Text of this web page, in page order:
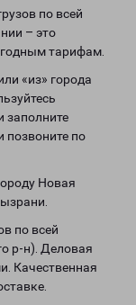
по всей
– это
тарифам.
«из» города
заполните
позвоните по
Новая
по всей
р-н). Деловая
Качественная